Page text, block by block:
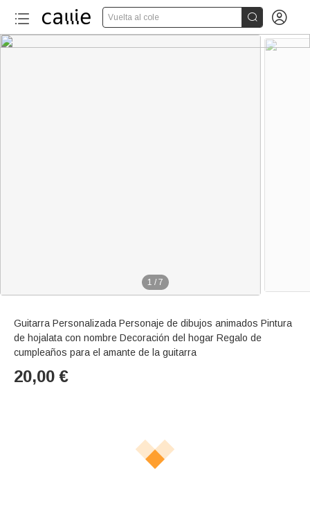
Vuelta al cole  
1 / 7
Guitarra Personalizada Personaje de dibujos animados Pintura
de hojalata con nombre Decoración del hogar Regalo de
cumpleaños para el amante de la guitarra
20,00 €